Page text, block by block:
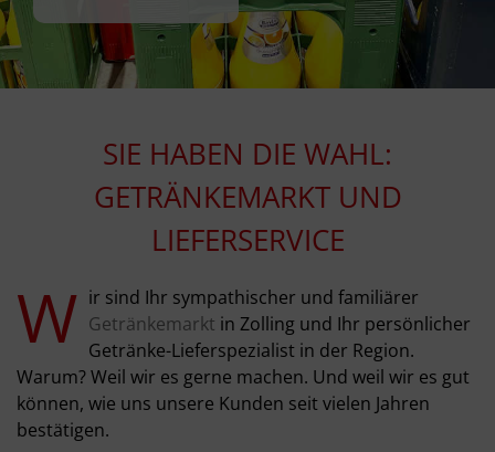
SIE HABEN DIE WAHL:
GETRÄNKEMARKT UND
LIEFERSERVICE
W ir sind Ihr sympathischer und familiärer
Getränkemarkt in Zolling und Ihr persönlicher
Getränke-Lieferspezialist in der Region.
Warum? Weil wir es gerne machen. Und weil wir es gut
können, wie uns unsere Kunden seit vielen Jahren
bestätigen.